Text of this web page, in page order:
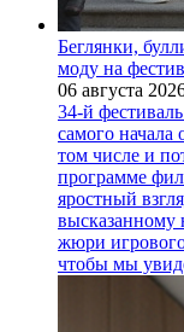
Беглянки,
моду на
06 августа
34-й
самого начала
том числе и
программе
яростный
высказанному
жюри
чтобы мы